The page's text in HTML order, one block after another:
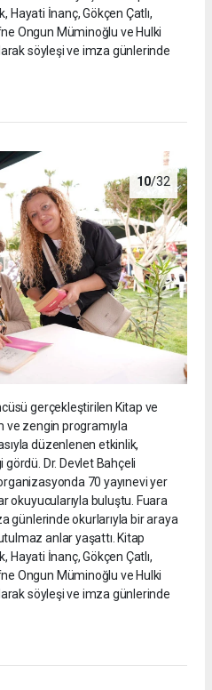
Hayati İnanç, Gökçen Çatlı,
Ongun Müminoğlu ve Hulki
söyleşi ve imza günlerinde
10/32
gerçekleştirilen Kitap ve
ve zengin programıyla
düzenlenen etkinlik,
Dr. Devlet Bahçeli
70 yayınevi yer
okuyucularıyla buluştu. Fuara
günlerinde okurlarıyla bir araya
anlar yaşattı. Kitap
Hayati İnanç, Gökçen Çatlı,
Ongun Müminoğlu ve Hulki
söyleşi ve imza günlerinde